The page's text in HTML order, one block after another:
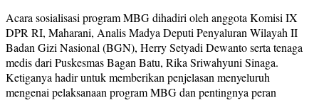
Acara sosialisasi program MBG dihadiri oleh anggota Komisi IX
DPR RI, Maharani, Analis Madya Deputi Penyaluran Wilayah II
Badan Gizi Nasional (BGN), Herry Setyadi Dewanto serta tenaga
medis dari Puskesmas Bagan Batu, Rika Sriwahyuni Sinaga.
Ketiganya hadir untuk memberikan penjelasan menyeluruh
mengenai pelaksanaan program MBG dan pentingnya peran